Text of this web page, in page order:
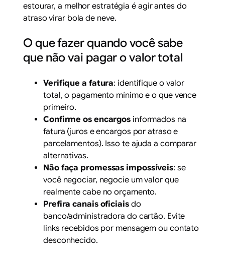
estourar, a melhor estratégia é agir antes do
atraso virar bola de neve.
O que fazer quando você sabe
que não vai pagar o valor total
Verifique a fatura: identifique o valor
total, o pagamento mínimo e o que vence
primeiro.
Confirme os encargos informados na
fatura (juros e encargos por atraso e
parcelamentos). Isso te ajuda a comparar
alternativas.
Não faça promessas impossíveis: se
você negociar, negocie um valor que
realmente cabe no orçamento.
Prefira canais oficiaisdo
banco/administradora do cartão. Evite
links recebidos por mensagem ou contato
desconhecido.